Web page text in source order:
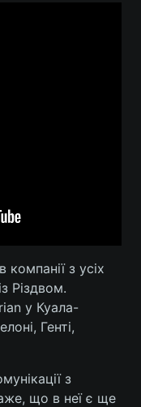
компанії з усіх
Різдвом.
у Куала-
Генті,
з
що в неї є ще